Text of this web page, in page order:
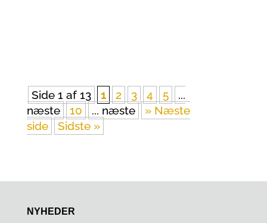
Side 1 af 13 1 2 3 4 5
...
næste
10 ... næste
» Næste
side
Sidste »
NYHEDER